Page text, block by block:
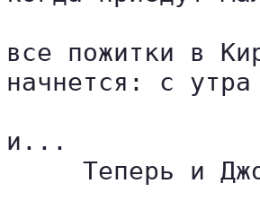
все пожитки в
начнется: с
и...
Теперь и